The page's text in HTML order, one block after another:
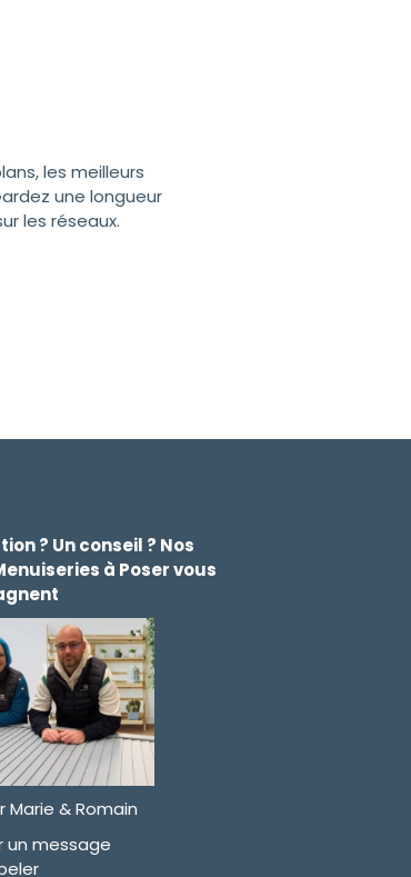
les meilleurs
une longueur
les réseaux.
? Un conseil ? Nos
à Poser vous
& Romain
un message